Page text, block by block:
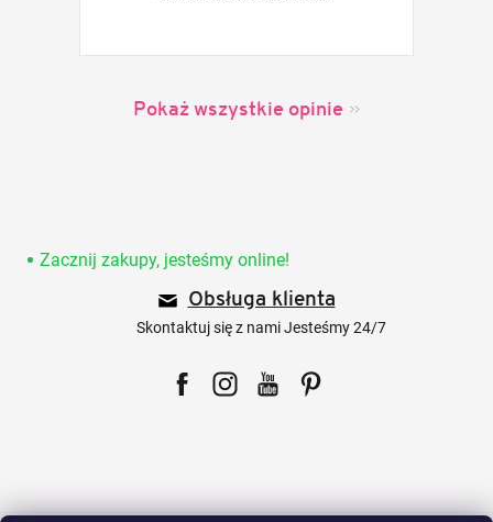
Pokaż wszystkie opinie
Zacznij zakupy, jesteśmy online!
Obsługa klienta
Skontaktuj się z nami Jesteśmy 24/7